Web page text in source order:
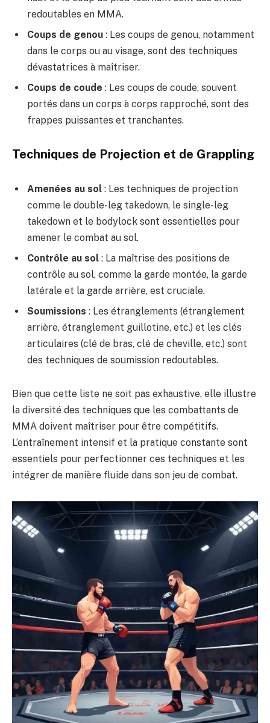
redoutables en MMA.
Coups de genou : Les coups de genou, notamment
dans le corps ou au visage, sont des techniques
dévastatrices à maîtriser.
Coups de coude : Les coups de coude, souvent
portés dans un corps à corps rapproché, sont des
frappes puissantes et tranchantes.
Techniques de Projection et de Grappling
Amenées au sol : Les techniques de projection
comme le double-leg takedown, le single-leg
takedown et le bodylock sont essentielles pour
amener le combat au sol.
Contrôle au sol : La maîtrise des positions de
contrôle au sol, comme la garde montée, la garde
latérale et la garde arrière, est cruciale.
Soumissions : Les étranglements (étranglement
arrière, étranglement guillotine, etc.) et les clés
articulaires (clé de bras, clé de cheville, etc.) sont
des techniques de soumission redoutables.
Bien que cette liste ne soit pas exhaustive, elle illustre
la diversité des techniques que les combattants de
MMA doivent maîtriser pour être compétitifs.
L’entraînement intensif et la pratique constante sont
essentiels pour perfectionner ces techniques et les
intégrer de manière fluide dans son jeu de combat.